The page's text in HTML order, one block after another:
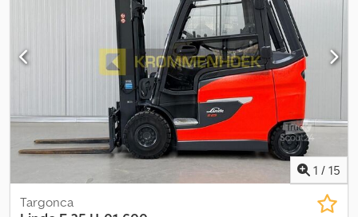
1 / 15
Targonca